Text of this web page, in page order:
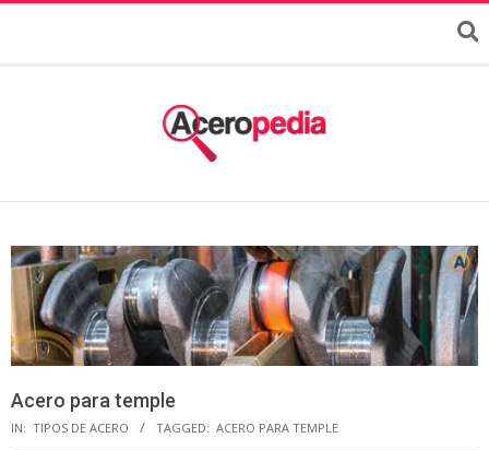
Acero para temple
IN: TIPOS DE ACERO TAGGED: ACERO PARA TEMPLE